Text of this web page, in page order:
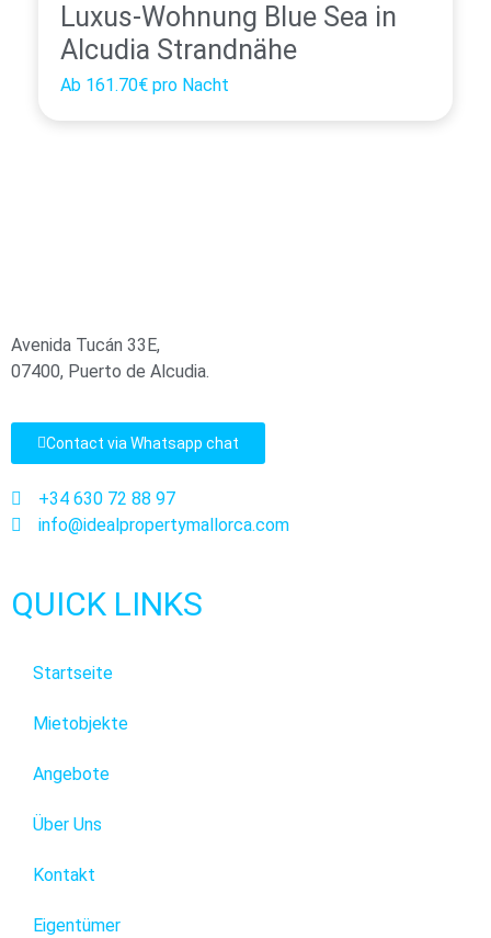
Luxus-Wohnung Blue Sea in
Alcudia Strandnähe
Ab 161.70€ pro Nacht
Avenida Tucán 33E,
07400, Puerto de Alcudia.
Contact via Whatsapp chat
+34 630 72 88 97
info@idealpropertymallorca.com
QUICK LINKS
Startseite
Mietobjekte
Angebote
Über Uns
Kontakt
Eigentümer